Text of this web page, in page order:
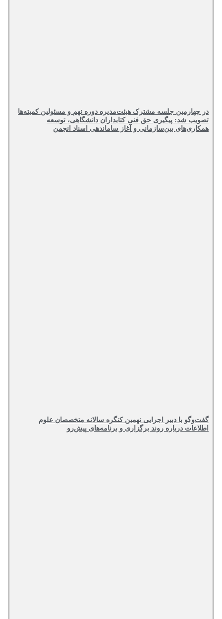
جلسه مشترک هیئت‌مدیره دوره نهم و مسئولین کمیته‌ها
شد: پیگیری حق فنی کتابداران دانشگاهی، توسعه
بین‌سازمانی و آغاز ساماندهی اسناد انجمن
با دبیر اجرایی نهمین کنگره سالانه متخصصان علوم
درباره روند برگزاری و برنامه‌های پیش‌رو